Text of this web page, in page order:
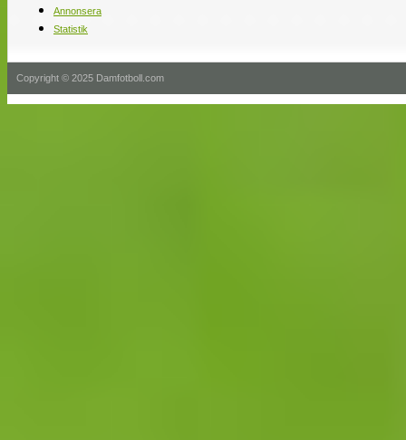
Annonsera
Statistik
Copyright © 2025 Damfotboll.com